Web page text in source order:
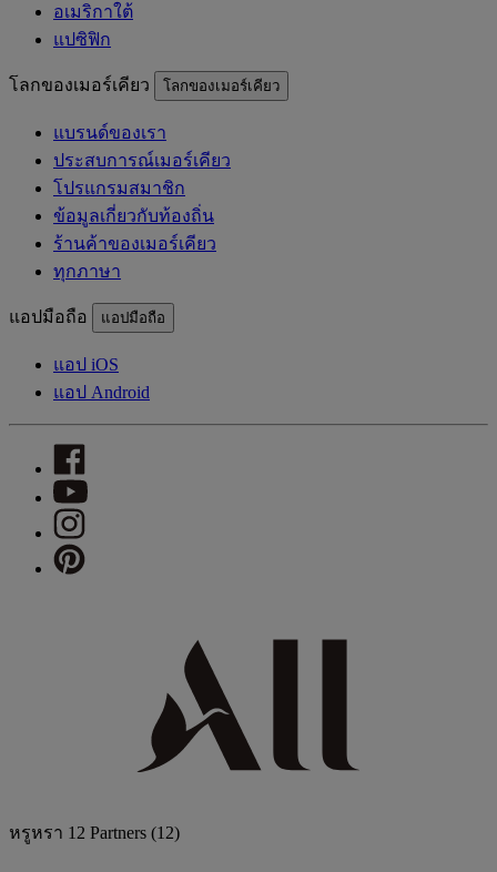
อเมริกาใต้
แปซิฟิก
โลกของเมอร์เคียว โลกของเมอร์เคียว
แบรนด์ของเรา
ประสบการณ์เมอร์เคียว
โปรแกรมสมาชิก
ข้อมูลเกี่ยวกับท้องถิ่น
ร้านค้าของเมอร์เคียว
ทุกภาษา
แอปมือถือ แอปมือถือ
แอป iOS
แอป Android
หรูหรา 12 Partners (12)